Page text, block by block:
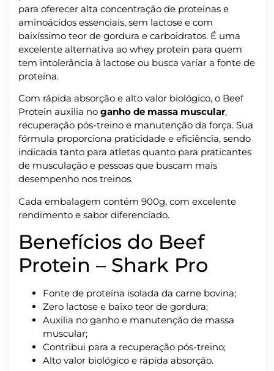
para oferecer alta concentração de proteínas e
aminoácidos essenciais, sem lactose e com
baixíssimo teor de gordura e carboidratos. É uma
excelente alternativa ao whey protein para quem
tem intolerância à lactose ou busca variar a fonte de
proteína.
Com rápida absorção e alto valor biológico, o Beef
Protein auxilia no ganho de massa muscular,
recuperação pós-treino e manutenção da força. Sua
fórmula proporciona praticidade e eficiência, sendo
indicada tanto para atletas quanto para praticantes
de musculação e pessoas que buscam mais
desempenho nos treinos.
Cada embalagem contém 900g, com excelente
rendimento e sabor diferenciado.
Benefícios do Beef
Protein – Shark Pro
Fonte de proteína isolada da carne bovina;
Zero lactose e baixo teor de gordura;
Auxilia no ganho e manutenção de massa
muscular;
Contribui para a recuperação pós-treino;
Alto valor biológico e rápida absorção.